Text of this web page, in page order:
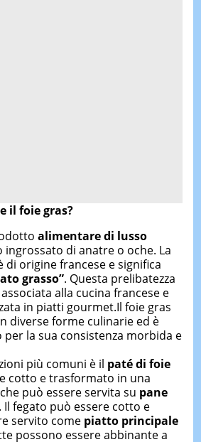
il foie gras?
alimentare di lusso
ingrossato di anatre o oche. La
di origine francese e significa
grasso”. Questa prelibatezza
alla cucina francese e
in piatti gourmet.Il foie gras
diverse forme culinarie ed è
per la sua consistenza morbida e
più comuni è il paté di foie
cotto e trasformato in una
può essere servita su pane
Il fegato può essere cotto e
servito comepiatto principale
possono essere abbinante a